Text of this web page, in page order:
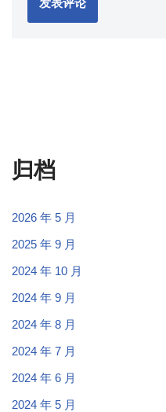
归档
2026 年 5 月
2025 年 9 月
2024 年 10 月
2024 年 9 月
2024 年 8 月
2024 年 7 月
2024 年 6 月
2024 年 5 月